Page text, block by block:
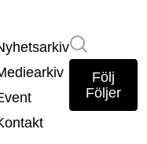
Följ
Följer